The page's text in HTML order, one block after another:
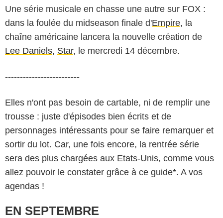
Une série musicale en chasse une autre sur FOX :
dans la foulée du midseason finale d'Empire, la
chaîne américaine lancera la nouvelle création de
Lee Daniels, Star, le mercredi 14 décembre.
-------------------------
Elles n'ont pas besoin de cartable, ni de remplir une
trousse : juste d'épisodes bien écrits et de
personnages intéressants pour se faire remarquer et
sortir du lot. Car, une fois encore, la rentrée série
sera des plus chargées aux Etats-Unis, comme vous
allez pouvoir le constater grâce à ce guide*. A vos
agendas !
EN SEPTEMBRE